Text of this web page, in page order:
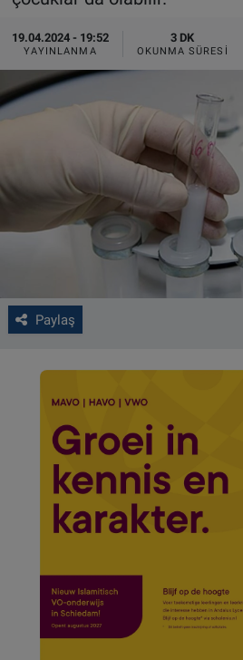
19.04.2024 - 19:52
YAYINLANMA
3 DK
OKUNMA SÜRESI
Paylaş
FOTO GALERİ
VIDEO GALERİ
ALGEMENE VOORWAARDEN
CONTACT
Çerez Politikası